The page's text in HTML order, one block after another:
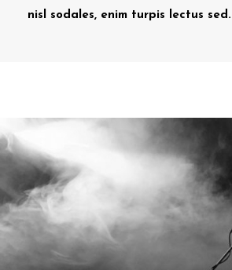
nisl sodales, enim turpis lectus sed.